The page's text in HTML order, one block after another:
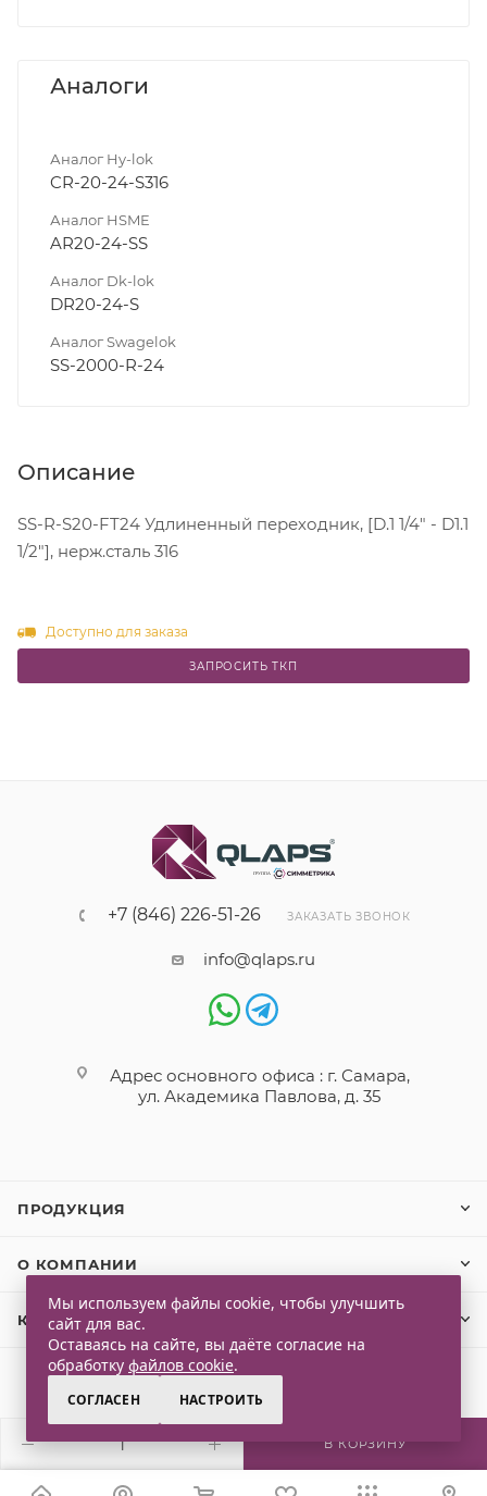
Аналоги
Аналог Hy-lok
CR-20-24-S316
Аналог HSME
AR20-24-SS
Аналог Dk-lok
DR20-24-S
Аналог Swagelok
SS-2000-R-24
Описание
SS-R-S20-FT24 Удлиненный переходник, [D.1 1/4" - D1.1
1/2"], нерж.сталь 316
Доступно для заказа
В КОРЗИНУ
ЗАПРОСИТЬ ТКП
+7 (846) 226-51-26 ЗАКАЗАТЬ ЗВОНОК
info@qlaps.ru
Адрес основного офиса : г. Самара,
ул. Академика Павлова, д. 35
ПРОДУКЦИЯ
О КОМПАНИИ
КЛИЕНТАМ
Мы используем файлы cookie, чтобы улучшить
сайт для вас.
Оставаясь на сайте, вы даёте согласие на
обработку файлов cookie.
СОГЛАСЕН НАСТРОИТЬ